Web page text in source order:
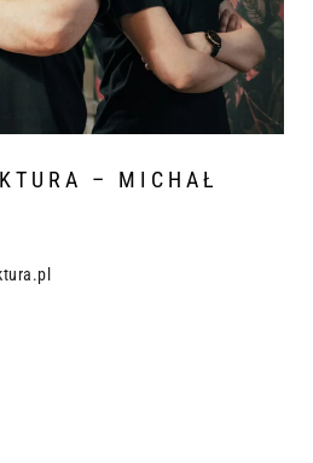
– MICHAŁ